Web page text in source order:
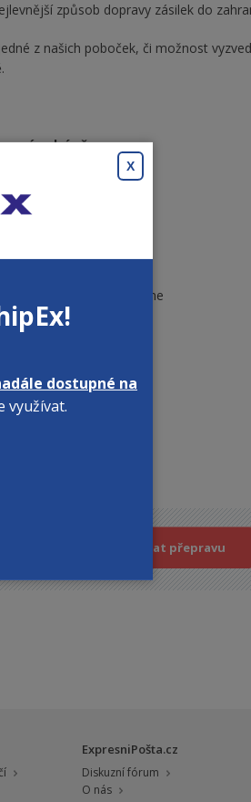
X
dostupné na
využívat.
způsob dopravy zásilek do
z našich poboček, či možnost
přepravy:
5 dnů
následujícího dne
dne
dle určitého dne
zde.
Objednat přepravu
ExpresniPošta.cz
Diskuzní fórum
O nás